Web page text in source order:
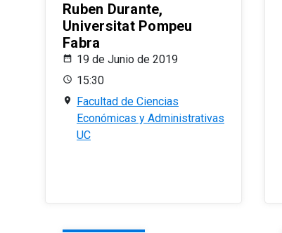
Ruben Durante,
Universitat Pompeu
Fabra
19 de Junio de 2019
15:30
Facultad de Ciencias
Económicas y Administrativas
UC